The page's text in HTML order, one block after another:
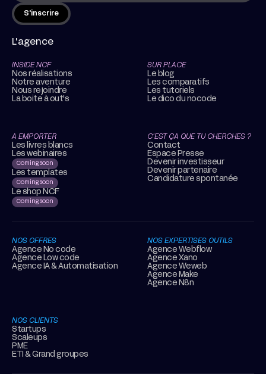
L'agence
INSIDE NCF
Nos réalisations
Notre aventure
Nous rejoindre
La boite à out's
SUR PLACE
Le blog
Les comparatifs
Les tutoriels
Le dico du nocode
A EMPORTER
Les livres blancs
Les webinaires
Coming soon
Les templates
Coming soon
Le shop NCF
Coming soon
C’EST ÇA QUE TU CHERCHES ?
Contact
Espace Presse
Devenir investisseur
Devenir partenaire
Candidature spontanée
NOS OFFRES
Agence No code
Agence Low code
Agence IA & Automatisation
NOS EXPERTISES OUTILS
Agence Webflow
Agence Xano
Agence Weweb
Agence Make
Agence N8n
NOS CLIENTS
Startups
Scaleups
PME
ETI & Grand groupes